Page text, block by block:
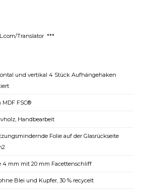
Translator ***
und vertikal 4 Stück Aufhängehaken
FSC®
Handbearbeit
Folie auf der Glasrückseite
4 mm mit 20 mm Facettenschliff
Blei und Kupfer, 30 % recycelt